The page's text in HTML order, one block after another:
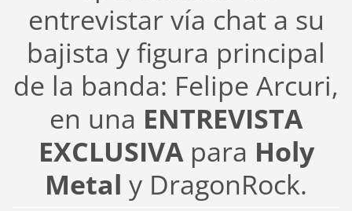
entrevistar vía chat a su
bajista y figura principal
de la banda: Felipe Arcuri,
en una ENTREVISTA
EXCLUSIVA para Holy
Metal y DragonRock.